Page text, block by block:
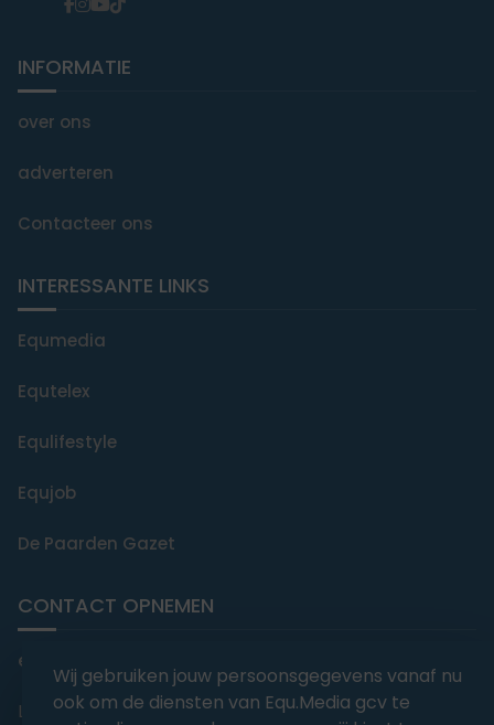
INFORMATIE
over ons
adverteren
Contacteer ons
INTERESSANTE LINKS
Equmedia
Equtelex
Equlifestyle
Equjob
De Paarden Gazet
CONTACT OPNEMEN
editorial@equmedia.be
Langendamdreef 22 9880 Aalter België
Wij gebruiken jouw persoonsgegevens vanaf nu
ook om de diensten van Equ.Media gcv te